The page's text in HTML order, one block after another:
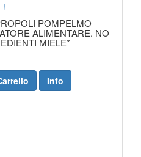
!
POMPELMO
ALIMENTARE. NO
MIELE*
Info